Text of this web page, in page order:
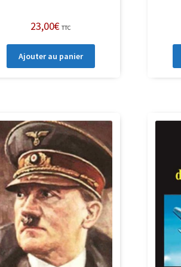
23,00€ TTC
Ajouter au panier